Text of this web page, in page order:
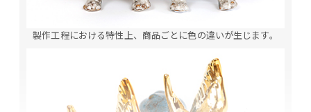
製作工程における特性上、商品ごとに色の違いが生じます。